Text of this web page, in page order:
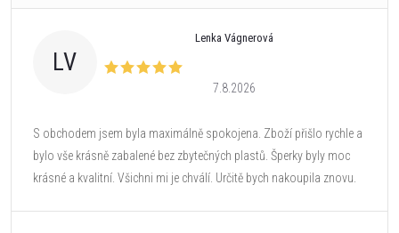
LV
Lenka Vágnerová
7.8.2026
S obchodem jsem byla maximálně spokojena. Zboží přišlo rychle a
bylo vše krásně zabalené bez zbytečných plastů. Šperky byly moc
krásné a kvalitní. Všichni mi je chválí. Určitě bych nakoupila znovu.